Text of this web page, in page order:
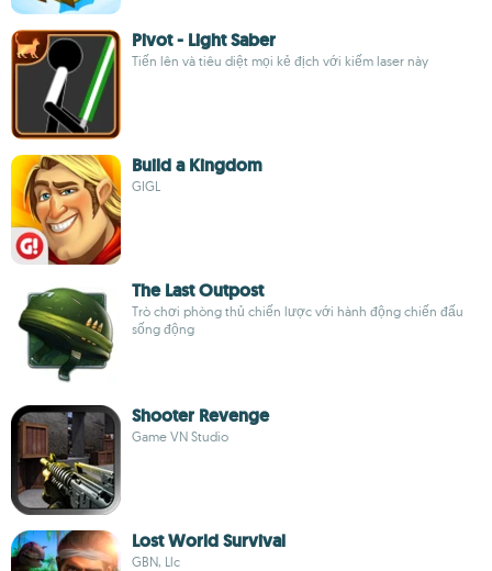
Pivot - Light Saber
Tiến lên và tiêu diệt mọi kẻ địch với kiếm laser này
Build a Kingdom
GIGL
The Last Outpost
Trò chơi phòng thủ chiến lược với hành động chiến đấu
sống động
Shooter Revenge
Game VN Studio
Lost World Survival
GBN, Llc